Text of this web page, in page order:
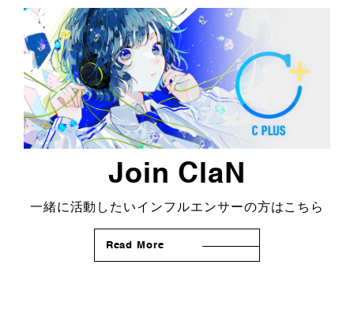
Join ClaN
一緒に活動したいインフルエンサーの方はこちら
Read More